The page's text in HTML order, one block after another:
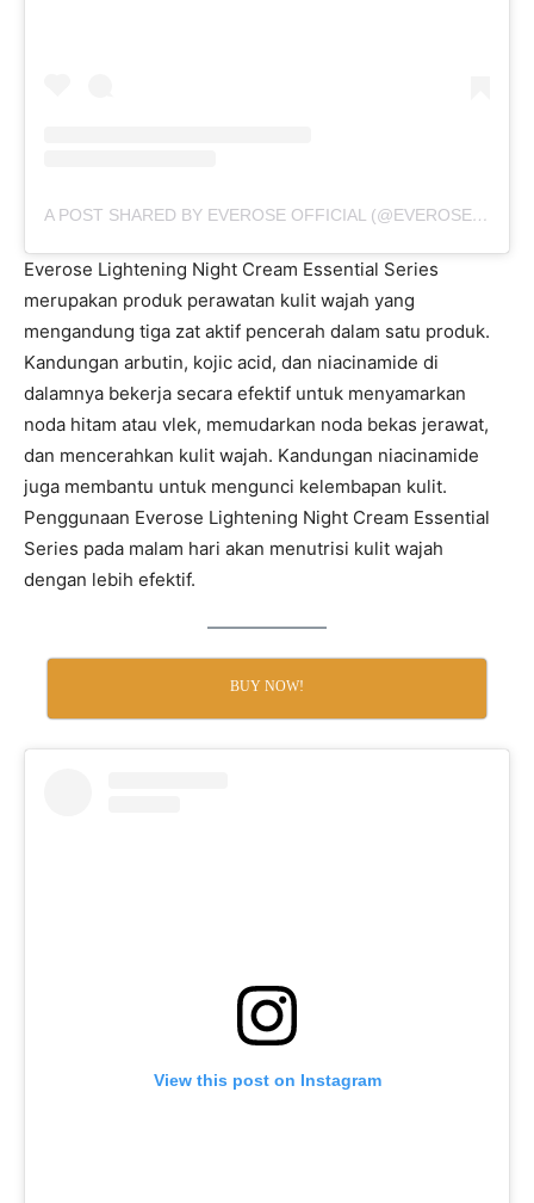
A POST SHARED BY EVEROSE OFFICIAL (@EVEROSE_OFFICIAL)
Everose Lightening Night Cream Essential Series
merupakan produk perawatan kulit wajah yang
mengandung tiga zat aktif pencerah dalam satu produk.
Kandungan arbutin, kojic acid, dan niacinamide di
dalamnya bekerja secara efektif untuk menyamarkan
noda hitam atau vlek, memudarkan noda bekas jerawat,
dan mencerahkan kulit wajah. Kandungan niacinamide
juga membantu untuk mengunci kelembapan kulit.
Penggunaan Everose Lightening Night Cream Essential
Series pada malam hari akan menutrisi kulit wajah
dengan lebih efektif.
BUY NOW!
View this post on Instagram